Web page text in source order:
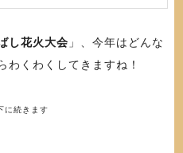
し花火大会 」、今年はどんな
わくわくしてきますね！
に続きます